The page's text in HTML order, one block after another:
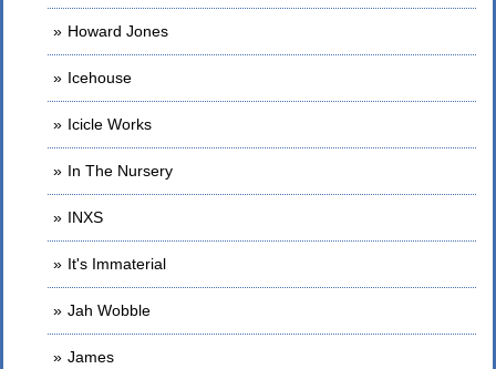
Howard Jones
Icehouse
Icicle Works
In The Nursery
INXS
It's Immaterial
Jah Wobble
James